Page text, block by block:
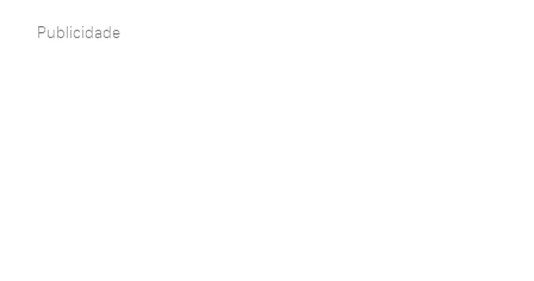
Publicidade